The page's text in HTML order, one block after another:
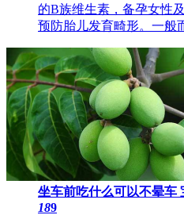
的B族维生素，备孕女性
预防胎儿发育畸形。一般
坐车前吃什么可以不晕车
189